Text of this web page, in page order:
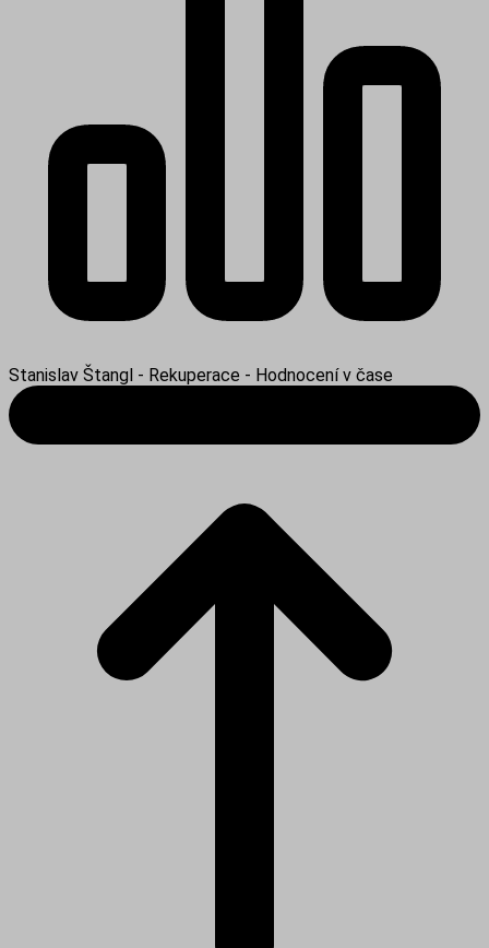
Stanislav Štangl - Rekuperace - Hodnocení v čase